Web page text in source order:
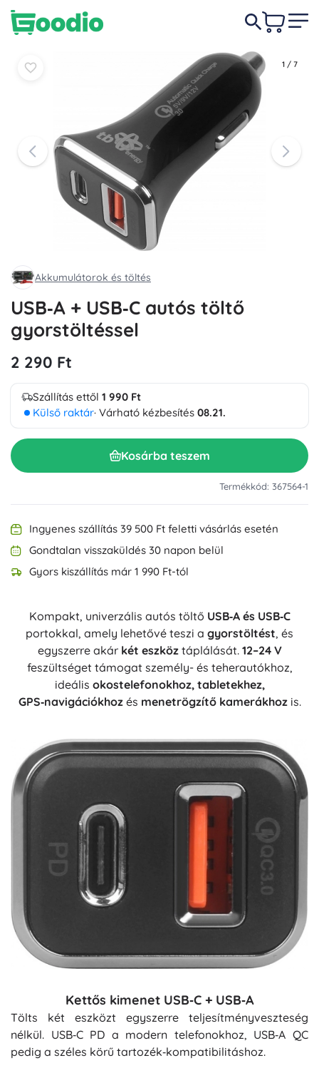
1 / 7
Akkumulátorok és töltés
USB‑A + USB‑C autós töltő
gyorstöltéssel
2 290 Ft
Szállítás ettől 1 990 Ft
Külső raktár· Várható kézbesítés 08.21.
Kosárba teszem
Termékkód: 367564-1
Ingyenes szállítás 39 500 Ft feletti vásárlás esetén
Gondtalan visszaküldés 30 napon belül
Gyors kiszállítás már 1 990 Ft-tól
Kompakt, univerzális autós töltő USB‑A és USB‑C
portokkal, amely lehetővé teszi a gyorstöltést, és
egyszerre akár két eszköztáplálását. 12–24 V
feszültséget támogat személy- és teherautókhoz,
ideális okostelefonokhoz, tabletekhez,
GPS‑navigációkhozés menetrögzítő kamerákhozis.
Kettős kimenet USB‑C + USB‑A
Tölts két eszközt egyszerre teljesítményveszteség
nélkül. USB‑C PD a modern telefonokhoz, USB‑A QC
pedig a széles körű tartozék‑kompatibilitáshoz.
2 290 Ft Kosárba